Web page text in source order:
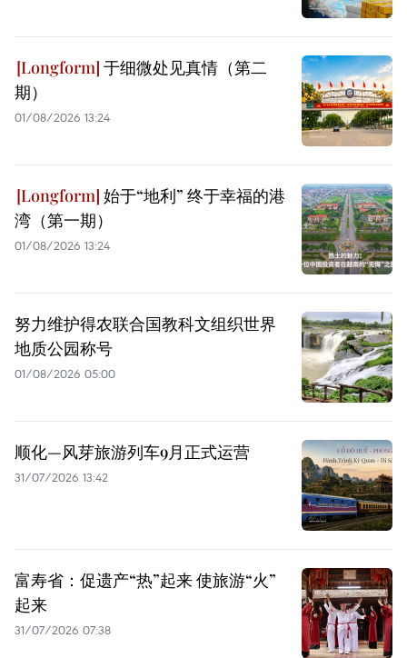
于细微处见真情（第二
期）
01/08/2026 13:24
始于“地利” 终于幸福的港
湾（第一期）
01/08/2026 13:24
努力维护得农联合国教科文组织世界
地质公园称号
01/08/2026 05:00
顺化—风芽旅游列车9月正式运营
31/07/2026 13:42
富寿省：促遗产“热”起来 使旅游“火”
起来
31/07/2026 07:38